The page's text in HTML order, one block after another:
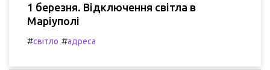
1 березня. Відключення світла в
Маріуполі
#світло #адреса